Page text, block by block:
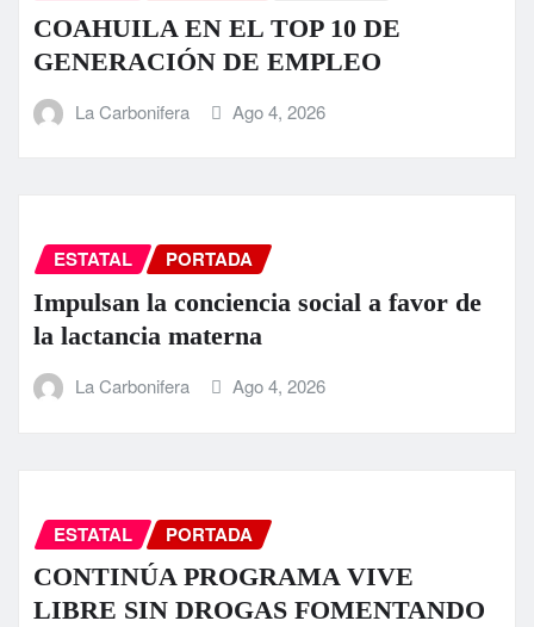
COAHUILA EN EL TOP 10 DE
GENERACIÓN DE EMPLEO
La Carbonifera Ago 4, 2026
ESTATAL PORTADA
Impulsan la conciencia social a favor de
la lactancia materna
La Carbonifera Ago 4, 2026
ESTATAL PORTADA
CONTINÚA PROGRAMA VIVE
LIBRE SIN DROGAS FOMENTANDO